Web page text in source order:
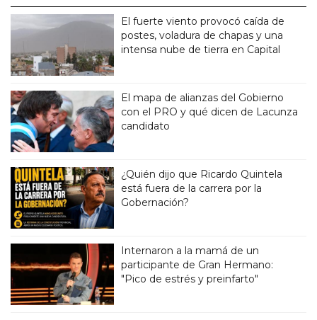
El fuerte viento provocó caída de
postes, voladura de chapas y una
intensa nube de tierra en Capital
El mapa de alianzas del Gobierno
con el PRO y qué dicen de Lacunza
candidato
¿Quién dijo que Ricardo Quintela
está fuera de la carrera por la
Gobernación?
Internaron a la mamá de un
participante de Gran Hermano:
"Pico de estrés y preinfarto"